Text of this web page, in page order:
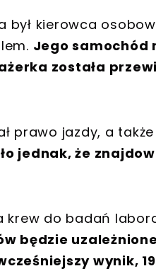
był kierowca
Jego samochód
została
prawo jazdy, a
jednak, że
krew do badań
będzie
wynik,